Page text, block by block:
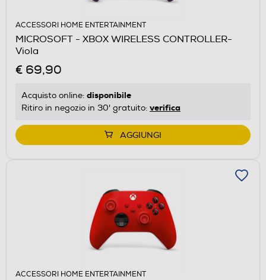
ACCESSORI HOME ENTERTAINMENT
MICROSOFT - XBOX WIRELESS CONTROLLER-
Viola
€ 69,90
Acquisto online: disponibile
Ritiro in negozio in 30' gratuito: verifica
AGGIUNGI
ACCESSORI HOME ENTERTAINMENT